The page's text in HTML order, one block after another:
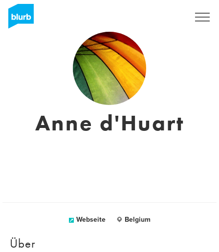
Anne d'Huart
Webseite Belgium
Über